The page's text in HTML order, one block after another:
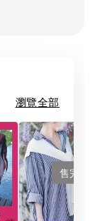
瀏覽全部
售完